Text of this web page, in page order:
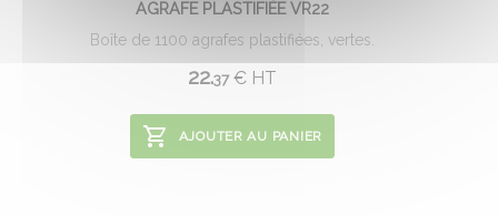
AGRAFE PLASTIFIÉE VR22
Boîte de 1100 agrafes plastifiées, vertes.
22.37 € HT
AJOUTER AU PANIER